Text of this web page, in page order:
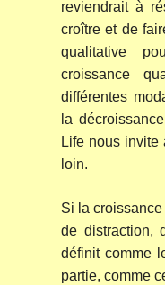
reviendrait à
croître et de
qualitative
croissance
différentes
la
Life nous
loin.
Si la
de distraction,
définit comme
partie, comme